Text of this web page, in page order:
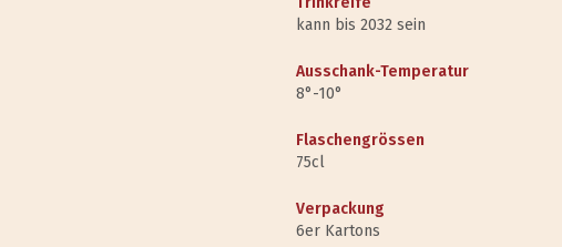
kann bis 2032 sein
Ausschank-Temperatur
8°-10°
Flaschengrössen
75cl
Verpackung
6er Kartons